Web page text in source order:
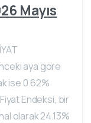
Mayıs
aya göre
ise 0.62%
Endeksi, bir
olarak 24.13%